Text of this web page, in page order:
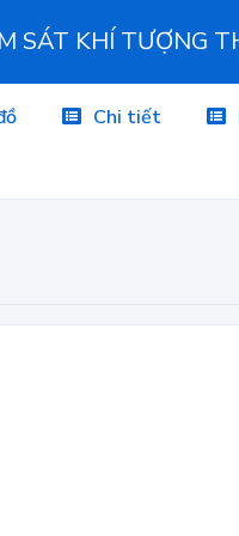
SÁT KHÍ TƯỢNG
Chi tiết